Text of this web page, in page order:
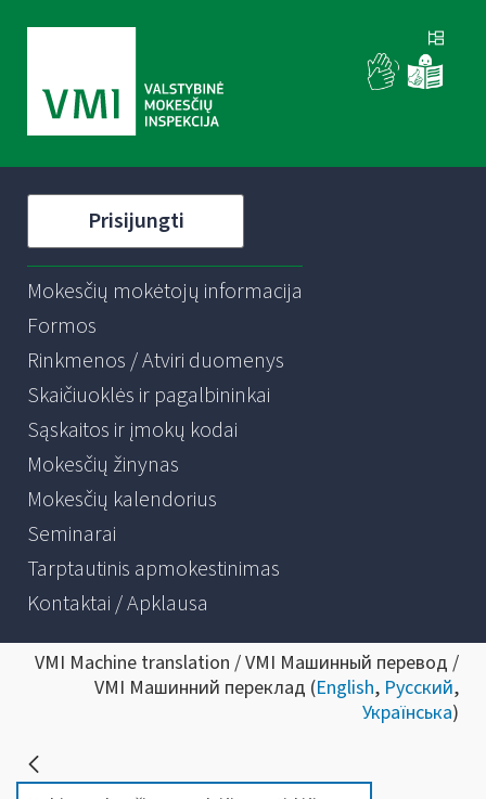
Prisijungti
Mokesčių mokėtojų informacija
Formos
Rinkmenos / Atviri duomenys
Skaičiuoklės ir pagalbininkai
Sąskaitos ir įmokų kodai
Mokesčių žinynas
Mokesčių kalendorius
Seminarai
Tarptautinis apmokestinimas
Kontaktai / Apklausa
VMI Machine translation / VMI Машинный перевод /
VMI Машинний переклад (English, Русский,
Українська)